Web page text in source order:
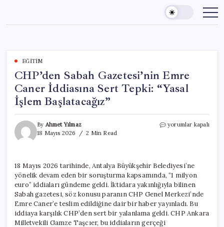
content
EĞITIM
CHP’den Sabah Gazetesi’nin Emre
Caner İddiasına Sert Tepki: “Yasal
İşlem Başlatacağız”
By Ahmet Yılmaz
18 Mayıs 2026
2 Min Read
CHP’den
İddiasına
Sert
Tepki:
“Yasal
İşlem
Başlatacağız”
için
yorumlar kapalı
18 Mayıs 2026 tarihinde, Antalya Büyükşehir Belediyesi’ne
yönelik devam eden bir soruşturma kapsamında, “1 milyon
euro” iddiaları gündeme geldi. İktidara yakınlığıyla bilinen
Sabah gazetesi, söz konusu paranın CHP Genel Merkezi’nde
Emre Caner’e teslim edildiğine dair bir haber yayınladı. Bu
iddiaya karşılık CHP’den sert bir yalanlama geldi. CHP Ankara
Milletvekili Gamze Taşcıer, bu iddiaların gerçeği